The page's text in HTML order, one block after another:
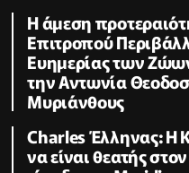
Η άμεση
Επιτροπού
Ευημερίας των
την Αντωνία
Μυριάνθους
Charles Έλληνας: Η
να είναι θεατής